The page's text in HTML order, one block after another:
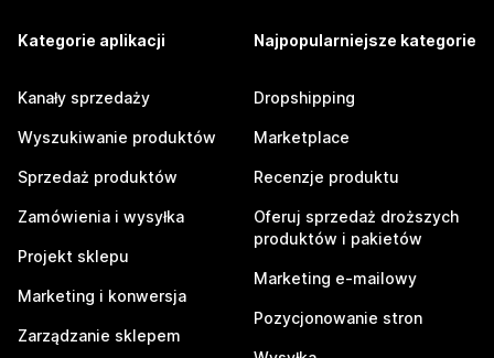
Kategorie aplikacji
Kanały sprzedaży
Wyszukiwanie produktów
Sprzedaż produktów
Zamówienia i wysyłka
Projekt sklepu
Marketing i konwersja
Zarządzanie sklepem
Najpopularniejsze kategorie
Dropshipping
Marketplace
Recenzje produktu
Oferuj sprzedaż droższych
produktów i pakietów
Marketing e-mailowy
Pozycjonowanie stron